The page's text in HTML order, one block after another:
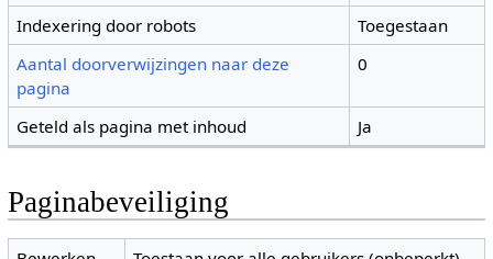
Indexering door robots
Toegestaan
Aantal doorverwijzingen naar deze
pagina
0
Geteld als pagina met inhoud Ja
Paginabeveiliging